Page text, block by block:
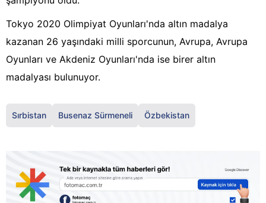
Tokyo 2020 Olimpiyat Oyunları'nda altın madalya
kazanan 26 yaşındaki milli sporcunun, Avrupa, Avrupa
Oyunları ve Akdeniz Oyunları'nda ise birer altın
madalyası bulunuyor.
Sırbistan Busenaz Sürmeneli Özbekistan